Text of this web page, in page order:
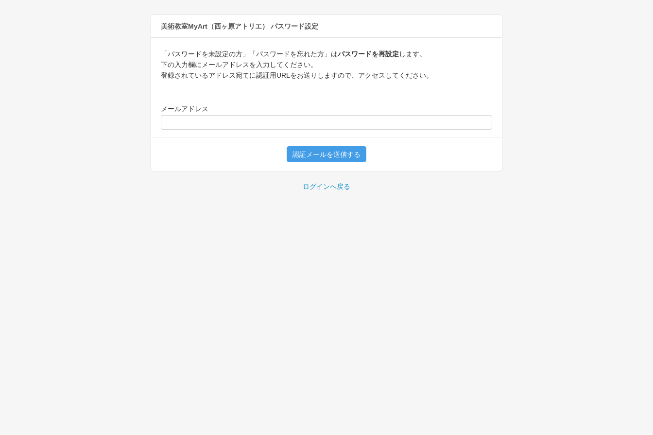
美術教室MyArt（西ヶ原アトリエ）パスワード設定
「パスワードを未設定の方」「パスワードを忘れた方」はパスワードを再設定 します。
下の入力欄にメールアドレスを入力してください。
登録されているアドレス宛てに認証用URLをお送りしますので、アクセスしてください。
メールアドレス
認証メールを送信する
ログインへ戻る